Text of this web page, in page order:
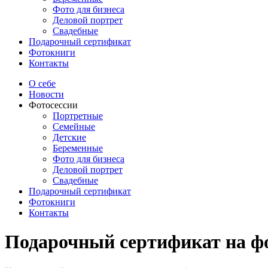
Фото для бизнеса
Деловой портрет
Свадебные
Подарочный сертификат
Фотокниги
Контакты
О себе
Новости
Фотосессии
Портретные
Семейные
Детские
Беременные
Фото для бизнеса
Деловой портрет
Свадебные
Подарочный сертификат
Фотокниги
Контакты
Подарочный сертификат на